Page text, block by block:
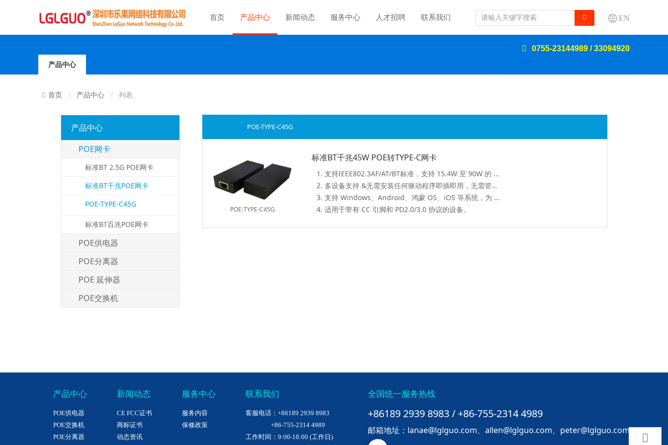
首页 产品中心 新闻动态 服务中心 人才招聘 联系我们 EN
产品中心
0755-23144989 / 33094920
首页 产品中心 列表
产品中心
POE网卡
标准BT 2.5G POE网卡
标准BT千兆POE网卡
POE-TYPE-C45G
标准BT百兆POE网卡
POE供电器
POE分离器
POE 延伸器
POE交换机
POE-TYPE-C45G
POE-TYPE-C45G
标准BT千兆45W POE转TYPE-C网卡
1. 支持IEEE802.3AF/AT/BT标准，支持 15.4W 至 90W 的 PoE 交换机和 PoE 供电器.
2. 多设备支持 &无需安装任何驱动程序即插即用，无需管理。可为小型 PC设备、交互式信息亭、智能显示器、摄像头和其他 USB-C 供电设备供电。
3. 支持 Windows、Android、鸿蒙 OS、iOS 等系统，为 USB-C 主机提供电源和数据传输。
4. 适用于带有 CC 引脚和 PD2.0/3.0 协议的设备。
产品中心
POE供电器
POE交换机
POE分离器
新闻动态
CE FCC证书
商标证书
动态资讯
服务中心
服务内容
保修政策
联系我们
客服电话：+86189 2939 8983
+86-755-2314 4989
工作时间：9:00-18:00 (工作日)
全国统一服务热线
+86189 2939 8983 / +86-755-2314 4989
邮箱地址：lanae@lglguo.com、allen@lglguo.com、peter@lglguo.com